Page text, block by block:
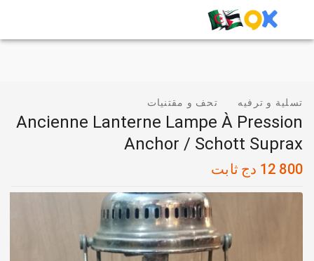
تسلية و ترفيه تحف و مقتنيات
Ancienne Lanterne Lampe À Pression
Anchor / Schott Suprax
12 800 دج ثابت